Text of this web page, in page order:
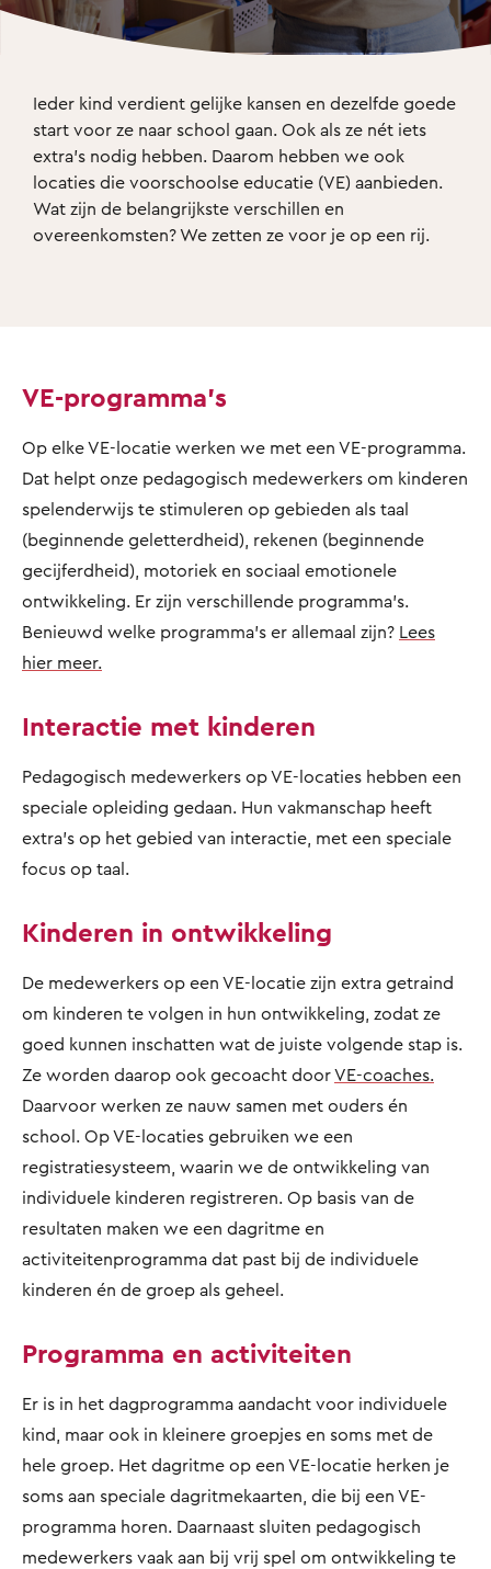
Ieder kind verdient gelijke kansen en dezelfde goede
start voor ze naar school gaan. Ook als ze nét iets
extra’s nodig hebben. Daarom hebben we ook
locaties die voorschoolse educatie (VE) aanbieden.
Wat zijn de belangrijkste verschillen en
overeenkomsten? We zetten ze voor je op een rij.
VE-programma's
Op elke VE-locatie werken we met een VE-programma.
Dat helpt onze pedagogisch medewerkers om kinderen
spelenderwijs te stimuleren op gebieden als taal
(beginnende geletterdheid), rekenen (beginnende
gecijferdheid), motoriek en sociaal emotionele
ontwikkeling. Er zijn verschillende programma's.
Benieuwd welke programma's er allemaal zijn? Lees
hier meer.
Interactie met kinderen
Pedagogisch medewerkers op VE-locaties hebben een
speciale opleiding gedaan. Hun vakmanschap heeft
extra's op het gebied van interactie, met een speciale
focus op taal.
Kinderen in ontwikkeling
De medewerkers op een VE-locatie zijn extra getraind
om kinderen te volgen in hun ontwikkeling, zodat ze
goed kunnen inschatten wat de juiste volgende stap is.
Ze worden daarop ook gecoacht doorVE-coaches.
Daarvoor werken ze nauw samen met ouders én
school. Op VE-locaties gebruiken we een
registratiesysteem, waarin we de ontwikkeling van
individuele kinderen registreren. Op basis van de
resultaten maken we een dagritme en
activiteitenprogramma dat past bij de individuele
kinderen én de groep als geheel.
Programma en activiteiten
Er is in het dagprogramma aandacht voor individuele
kind, maar ook in kleinere groepjes en soms met de
hele groep. Het dagritme op een VE-locatie herken je
soms aan speciale dagritmekaarten, die bij een VE-
programma horen. Daarnaast sluiten pedagogisch
medewerkers vaak aan bij vrij spel om ontwikkeling te